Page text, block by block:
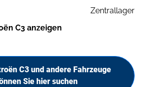
Zentrallager
C3 anzeigen
C3 und andere Fahrzeuge
Sie hier suchen